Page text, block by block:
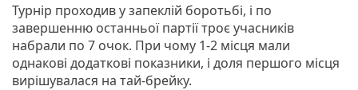
Турнір проходив у запеклій боротьбі, і по
завершенню останньої партії троє учасників
набрали по 7 очок. При чому 1-2 місця мали
однакові додаткові показники, і доля першого місця
вирішувалася на тай-брейку.